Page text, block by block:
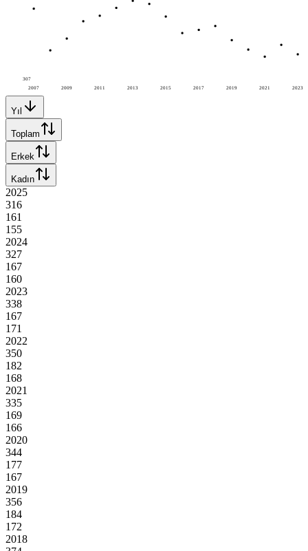
2007 2009 2011 2013 2015 2017 2019 2021 2023
307
Yıl
Toplam
Erkek
Kadın
2025
316
161
155
2024
327
167
160
2023
338
167
171
2022
350
182
168
2021
335
169
166
2020
344
177
167
2019
356
184
172
2018